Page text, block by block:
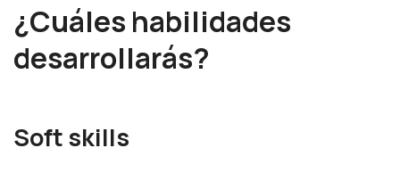
¿Cuáles habilidades
desarrollarás?
Soft skills